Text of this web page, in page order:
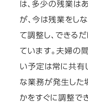
は、多少の残業は
が、今は残業をし
て調整し、できる
ています。夫婦の
い予定は常に共有
な業務が発生した
かをすぐに調整で